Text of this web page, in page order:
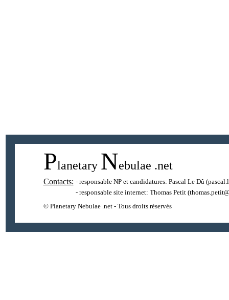
Planetary Nebulae .net
Contacts: - responsable NP et candidatures: Pascal Le Dû
- responsable site internet: Thomas Petit
© Planetary Nebulae .net - Tous droits réservés